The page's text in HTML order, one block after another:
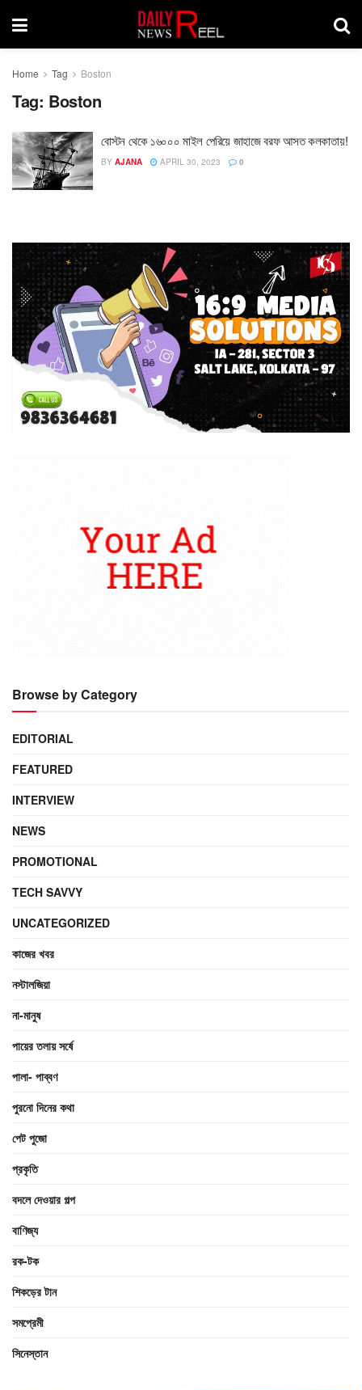
Home Tag Boston
Tag: Boston
বোস্টন থেকে ১৬০০০ মাইল পেরিয়ে জাহাজে বরফ আসত কলকাতায়!
BY AJANA APRIL 30, 2023 0
Browse by Category
EDITORIAL
FEATURED
INTERVIEW
NEWS
PROMOTIONAL
TECH SAVVY
UNCATEGORIZED
কাজের খবর
নস্টালজিয়া
না-মানুষ
পায়ের তলায় সর্ষে
পালা- পাব্বণ
পুরনো দিনের কথা
পেট পুজো
প্রকৃতি
বদলে দেওয়ার গল্প
বাণিজ্য
রক-টক
শিকড়ের টান
সমপ্রেমী
সিনেস্তান